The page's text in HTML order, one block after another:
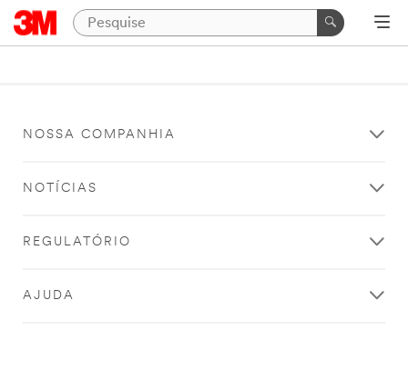
NOSSA COMPANHIA
NOTÍCIAS
REGULATÓRIO
AJUDA